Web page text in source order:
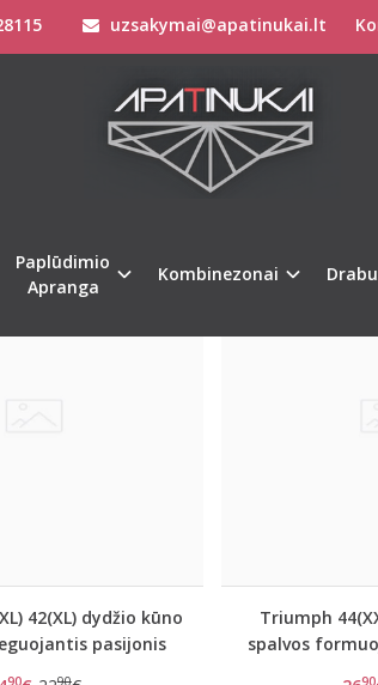
uzsakymai@apatinukai.lt
Paplūdimio
Apranga
Kombinezonai
-35
42(XL) dydžio kūno
pasijonis
90 90
Triumph
spalvos
90